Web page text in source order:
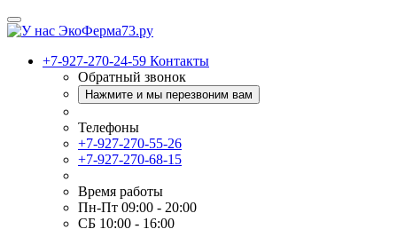
+7-927-270-24-59 Контакты
Обратный звонок
Нажмите и мы перезвоним вам
Телефоны
+7-927-270-55-26
+7-927-270-68-15
Время работы
Пн-Пт 09:00 - 20:00
СБ 10:00 - 16:00